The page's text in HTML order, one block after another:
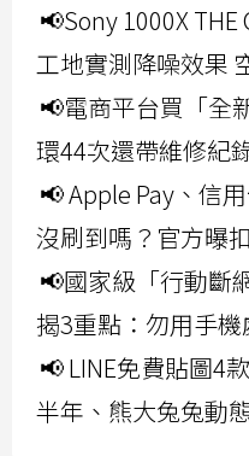
📢Sony 1000X THE
工地實測降噪效果
📢電商平台買「全
環44次還帶維修紀
📢 Apple Pay、信
沒刷到嗎？官方曝
📢國家級「行動斷
揭3重點：勿用手
📢 LINE免費貼圖4
半年、熊大兔兔動